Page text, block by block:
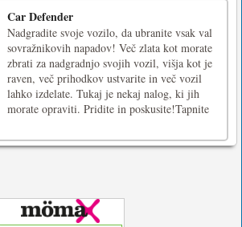
Car Defender
Nadgradite svoje vozilo, da ubranite vsak val
sovražnikovih napadov! Več zlata kot morate
zbrati za nadgradnjo svojih vozil, višja kot je
raven, več prihodkov ustvarite in več vozil
lahko izdelate. Tukaj je nekaj nalog, ki jih
morate opraviti. Pridite in poskusite!Tapnite